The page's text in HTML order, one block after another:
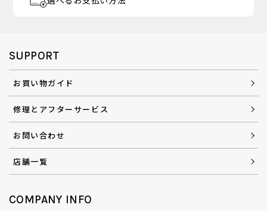
SUPPORT
お買い物ガイド
修理とアフターサービス
お問い合わせ
店舗一覧
COMPANY INFO